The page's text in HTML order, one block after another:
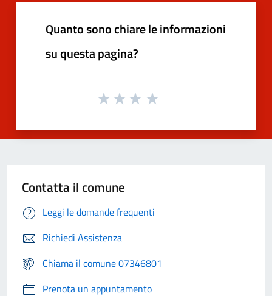
Quanto sono chiare le informazioni
su questa pagina?
Contatta il comune
Leggi le domande frequenti
Richiedi Assistenza
Chiama il comune 07346801
Prenota un appuntamento